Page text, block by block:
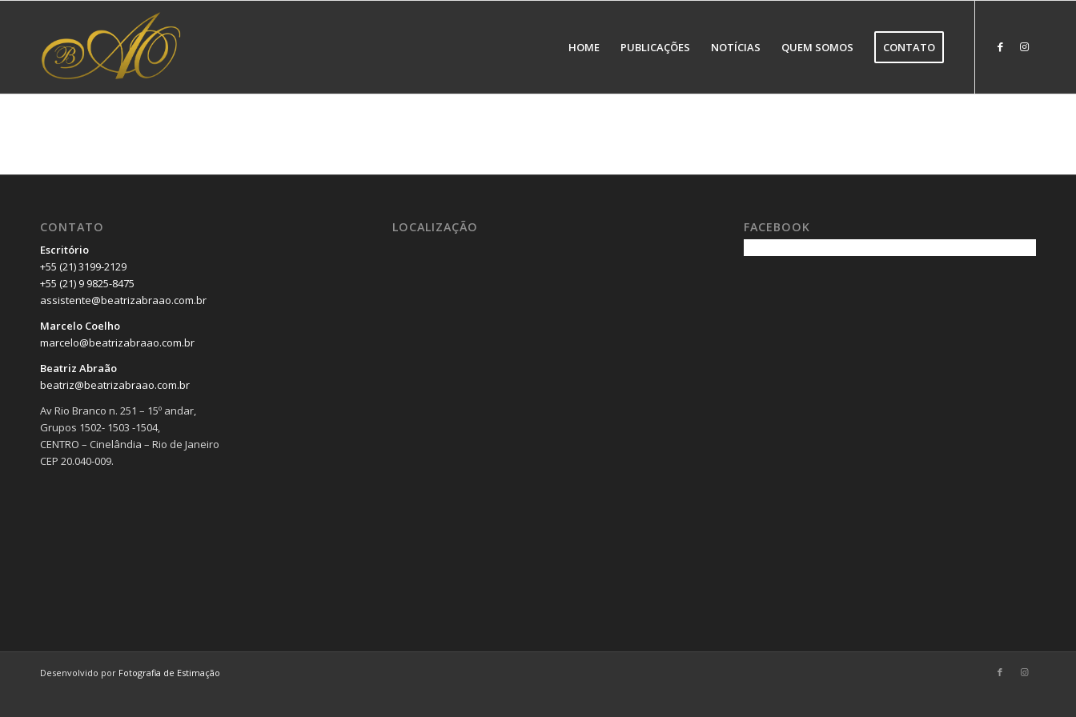
HOME PUBLICAÇÕES NOTÍCIAS QUEM SOMOS CONTATO
CONTATO
Escritório
+55 (21) 3199-2129
+55 (21) 9 9825-8475
assistente@beatrizabraao.com.br
Marcelo Coelho
marcelo@beatrizabraao.com.br
Beatriz Abraão
beatriz@beatrizabraao.com.br
Av Rio Branco n. 251 – 15º andar,
Grupos 1502- 1503 -1504,
CENTRO – Cinelândia – Rio de Janeiro
CEP 20.040-009.
LOCALIZAÇÃO FACEBOOK
Desenvolvido por Fotografia de Estimação